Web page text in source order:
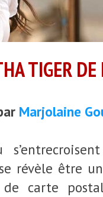
TIGER
Marjolaine
révèle être
carte